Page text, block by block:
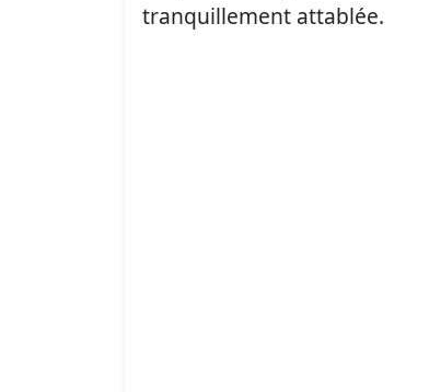
tranquillement attablée.